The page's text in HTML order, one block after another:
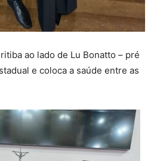
ao lado de Lu Bonatto – pré
e coloca a saúde entre as